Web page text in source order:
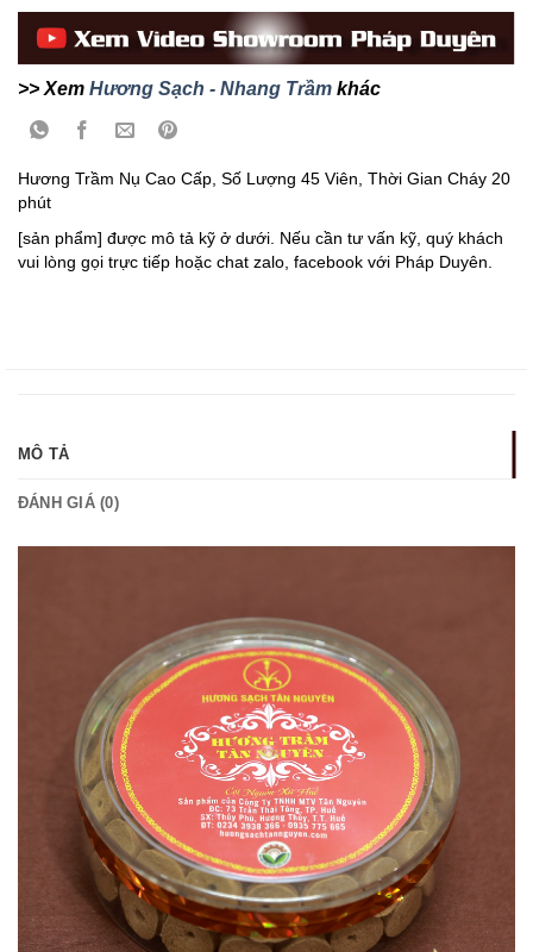
>> Xem Hương Sạch - Nhang Trầm khác
Hương Trầm Nụ Cao Cấp, Số Lượng 45 Viên, Thời Gian Cháy 20
phút
[sản phẩm] được mô tả kỹ ở dưới. Nếu cần tư vấn kỹ, quý khách
vui lòng gọi trực tiếp hoặc chat zalo, facebook với Pháp Duyên.
MÔ TẢ
ĐÁNH GIÁ (0)